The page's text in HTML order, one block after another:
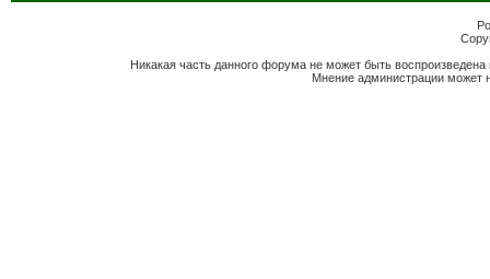
Никакая часть данного форума не может быть
Мнение администрации может